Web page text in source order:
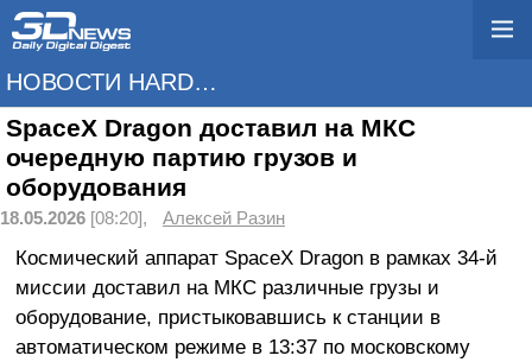
НОВОСТИ HARDWARE
SpaceX Dragon доставил на МКС
очередную партию грузов и
оборудования
18.05.2026 [08:20], Алексей Разин
Космический аппарат SpaceX Dragon в рамках 34-й
миссии доставил на МКС различные грузы и
оборудование, пристыковавшись к станции в
автоматическом режиме в 13:37 по московскому